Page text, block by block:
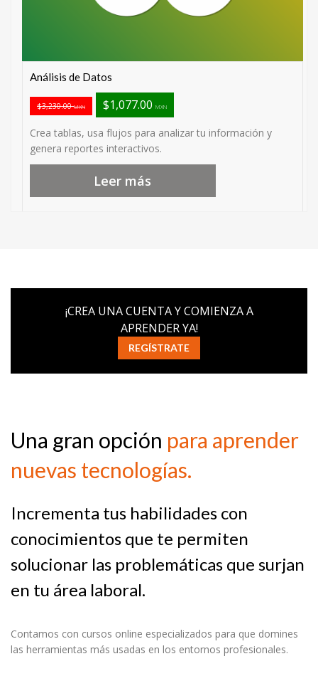
Análisis de Datos
$3,230.00MXN $1,077.00 MXN
Crea tablas, usa flujos para analizar tu información y
genera reportes interactivos.
Leer más
¡CREA UNA CUENTA Y COMIENZA A
APRENDER YA!
REGÍSTRATE
Una gran opción para aprender
nuevas tecnologías.
Incrementa tus habilidades con
conocimientos que te permiten
solucionar las problemáticas que surjan
en tu área laboral.
Contamos con cursos online especializados para que domines
las herramientas más usadas en los entornos profesionales.